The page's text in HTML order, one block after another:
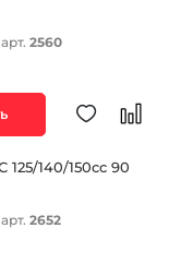
2560
140/150cc 90
2652